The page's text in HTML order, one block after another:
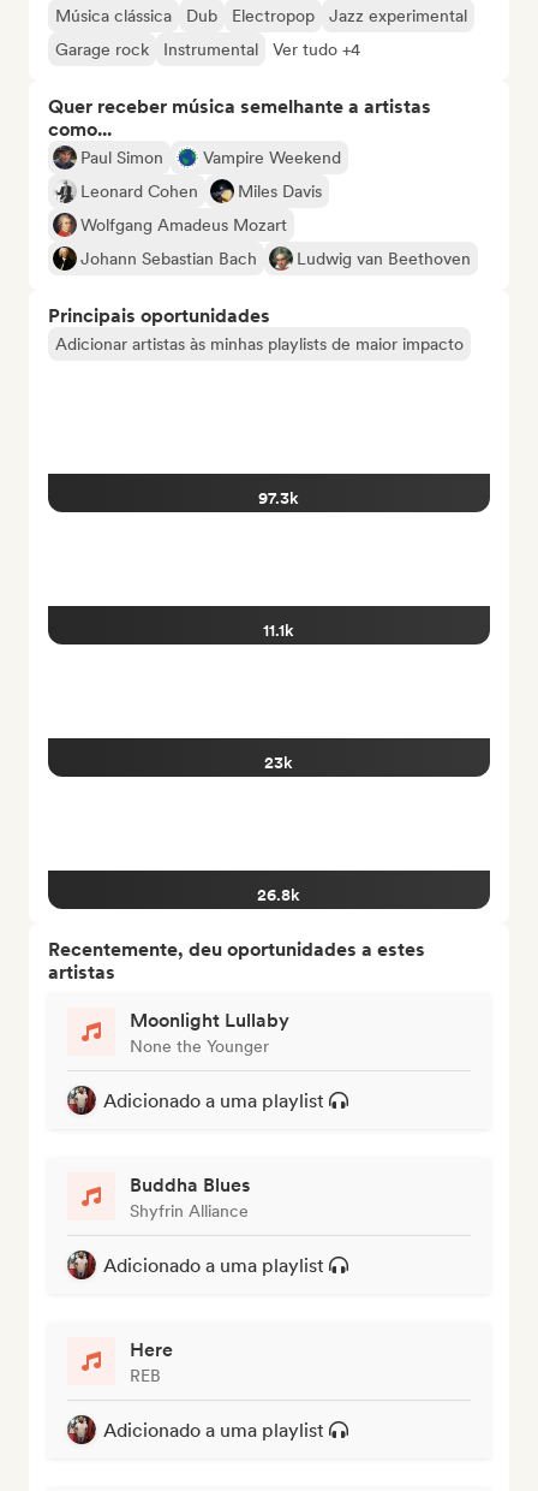
Música clássica Dub Electropop
Jazz experimental
Garage rock
Instrumental Ver tudo +4
Quer receber música semelhante a artistas
como...
Paul Simon
Vampire Weekend
Leonard Cohen
Miles Davis
Wolfgang Amadeus Mozart
Johann Sebastian Bach
Ludwig van Beethoven
Principais oportunidades
Adicionar artistas às minhas playlists de maior impacto
97.3k
11.1k
23k
26.8k
Recentemente, deu oportunidades a estes
artistas
Moonlight Lullaby
None the Younger
Adicionado a uma playlist
Buddha Blues
Shyfrin Alliance
Adicionado a uma playlist
Here
REB
Adicionado a uma playlist